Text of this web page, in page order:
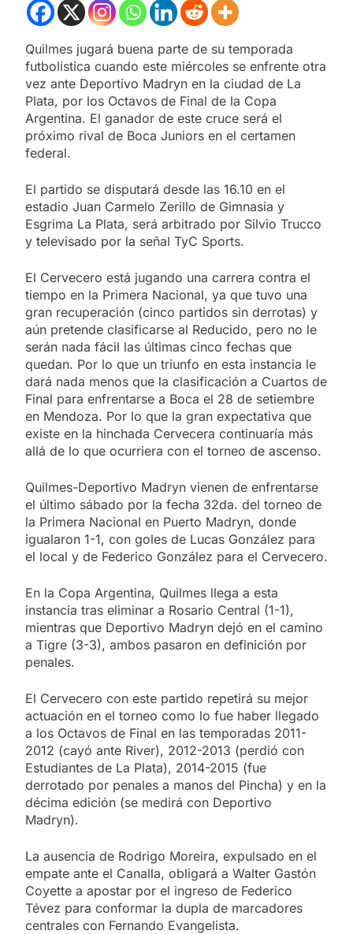
Quilmes jugará buena parte de su temporada
futbolística cuando este miércoles se enfrente otra
vez ante Deportivo Madryn en la ciudad de La
Plata, por los Octavos de Final de la Copa
Argentina. El ganador de este cruce será el
próximo rival de Boca Juniors en el certamen
federal.
El partido se disputará desde las 16.10 en el
estadio Juan Carmelo Zerillo de Gimnasia y
Esgrima La Plata, será arbitrado por Silvio Trucco
y televisado por la señal TyC Sports.
El Cervecero está jugando una carrera contra el
tiempo en la Primera Nacional, ya que tuvo una
gran recuperación (cinco partidos sin derrotas) y
aún pretende clasificarse al Reducido, pero no le
serán nada fácil las últimas cinco fechas que
quedan. Por lo que un triunfo en esta instancia le
dará nada menos que la clasificación a Cuartos de
Final para enfrentarse a Boca el 28 de setiembre
en Mendoza. Por lo que la gran expectativa que
existe en la hinchada Cervecera continuaría más
allá de lo que ocurriera con el torneo de ascenso.
Quilmes-Deportivo Madryn vienen de enfrentarse
el último sábado por la fecha 32da. del torneo de
la Primera Nacional en Puerto Madryn, donde
igualaron 1-1, con goles de Lucas González para
el local y de Federico González para el Cervecero.
En la Copa Argentina, Quilmes llega a esta
instancia tras eliminar a Rosario Central (1-1),
mientras que Deportivo Madryn dejó en el camino
a Tigre (3-3), ambos pasaron en definición por
penales.
El Cervecero con este partido repetirá su mejor
actuación en el torneo como lo fue haber llegado
a los Octavos de Final en las temporadas 2011-
2012 (cayó ante River), 2012-2013 (perdió con
Estudiantes de La Plata), 2014-2015 (fue
derrotado por penales a manos del Pincha) y en la
décima edición (se medirá con Deportivo
Madryn).
La ausencia de Rodrigo Moreira, expulsado en el
empate ante el Canalla, obligará a Walter Gastón
Coyette a apostar por el ingreso de Federico
Tévez para conformar la dupla de marcadores
centrales con Fernando Evangelista.